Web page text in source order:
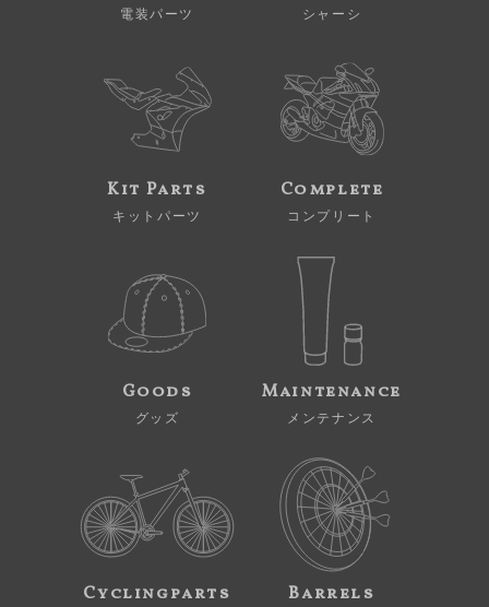
電装パーツ シャーシ
Kit Parts
キットパーツ
Complete
コンプリート
Goods
グッズ
Maintenance
メンテナンス
Cyclingparts Barrels